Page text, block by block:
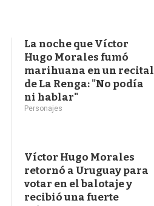
La noche que Víctor
Hugo Morales fumó
marihuana en un recital
de La Renga: "No podía
ni hablar"
Personajes
Víctor Hugo Morales
retornó a Uruguay para
votar en el balotaje y
recibió una fuerte